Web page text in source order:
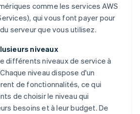
comme les services AWS
qui vous font payer pour
serveur que vous utilisez.
niveaux
différents niveaux de service à
niveau dispose d'un
de fonctionnalités, ce qui
de choisir le niveau qui
besoins et à leur budget. De